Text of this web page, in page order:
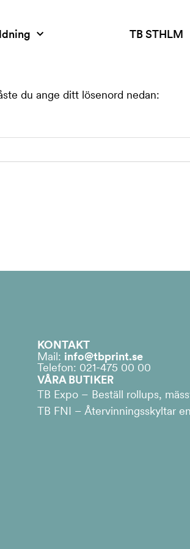
TB STHLM
du ange ditt lösenord nedan:
KONTAKT
Mail: info@tbprint.se
Telefon: 021-475 00 00
VÅRA BUTIKER
TB Expo – Beställ rollups,
TB FNI – Återvinningsskyltar